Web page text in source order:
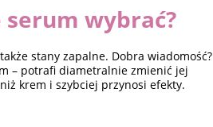
wybrać?
stany zapalne. Dobra wiadomość?
– potrafi diametralnie zmienić jej
krem i szybciej przynosi efekty.